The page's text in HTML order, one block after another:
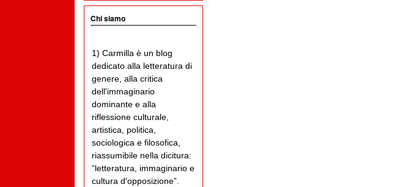
Chi siamo
1) Carmilla è un blog
dedicato alla letteratura di
genere, alla critica
dell'immaginario
dominante e alla
riflessione culturale,
artistica, politica,
sociologica e filosofica,
riassumibile nella dicitura:
“letteratura, immaginario e
cultura d'opposizione”.